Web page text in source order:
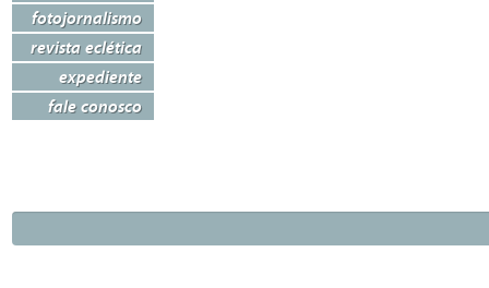
fotojornalismo
revista eclética
expediente
fale conosco